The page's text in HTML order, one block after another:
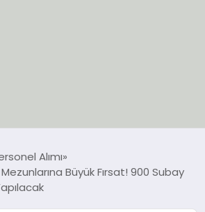
Alımı
Büyük Fırsat! 900 Subay